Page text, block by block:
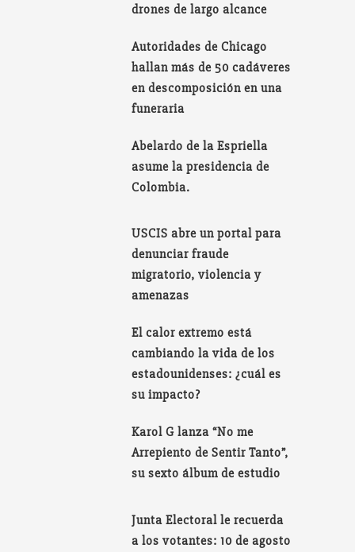
drones de largo alcance
Autoridades de Chicago
hallan más de 50 cadáveres
en descomposición en una
funeraria
Abelardo de la Espriella
asume la presidencia de
Colombia.
USCIS abre un portal para
denunciar fraude
migratorio, violencia y
amenazas
El calor extremo está
cambiando la vida de los
estadounidenses: ¿cuál es
su impacto?
Karol G lanza “No me
Arrepiento de Sentir Tanto”,
su sexto álbum de estudio
Junta Electoral le recuerda
a los votantes: 10 de agosto